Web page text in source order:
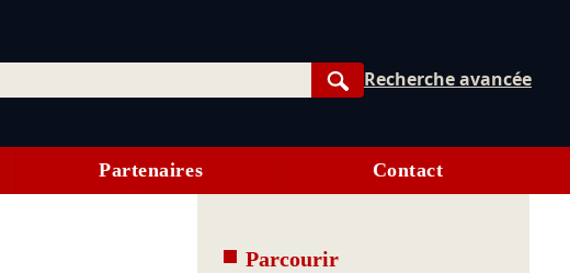
Rechercher
Recherche avancée
Partenaires Contact
Parcourir